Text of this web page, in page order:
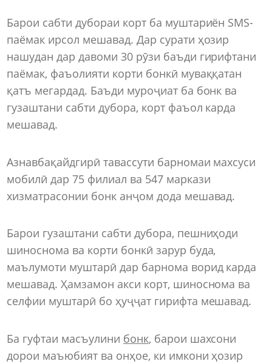
Барои сабти дубораи корт ба муштариён SMS-
паёмак ирсол мешавад. Дар сурати ҳозир
нашудан дар давоми 30 рӯзи баъди гирифтани
паёмак, фаъолияти корти бонкӣ муваққатан
қатъ мегардад. Баъди муроҷиат ба бонк ва
гузаштани сабти дубора, корт фаъол карда
мешавад.
Азнавбақайдгирӣ тавассути барномаи махсуси
мобилӣ дар 75 филиал ва 547 маркази
хизматрасонии бонк анҷом дода мешавад.
Барои гузаштани сабти дубора, пешниҳоди
шиноснома ва корти бонкӣ зарур буда,
маълумоти муштарӣ дар барнома ворид карда
мешавад. Ҳамзамон акси корт, шиноснома ва
селфии муштарӣ бо ҳуҷҷат гирифта мешавад.
Ба гуфтаи масъулини бонк, барои шахсони
дорои маъюбият ва онҳое, ки имкони ҳозир